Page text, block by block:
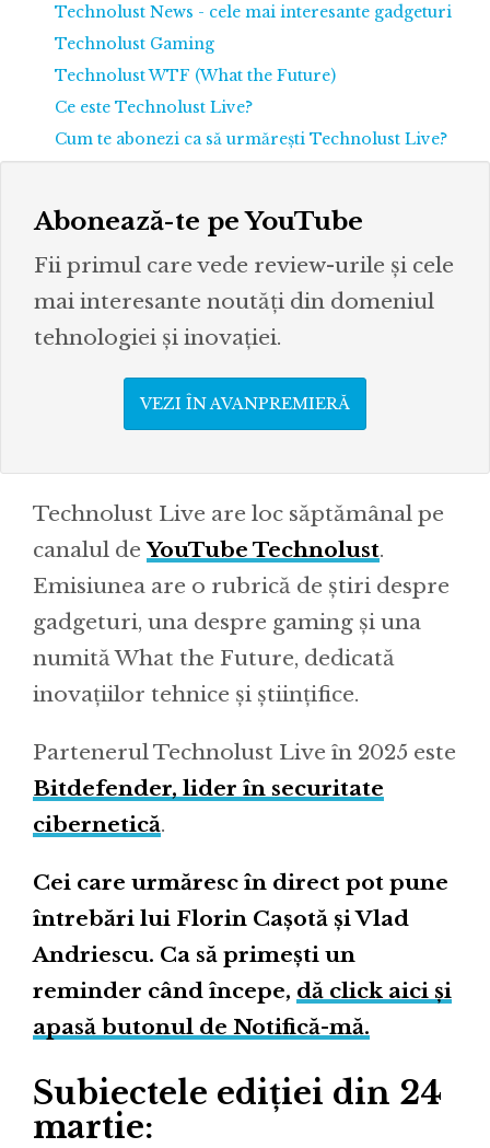
Technolust News - cele mai interesante gadgeturi
Technolust Gaming
Technolust WTF (What the Future)
Ce este Technolust Live?
Cum te abonezi ca să urmărești Technolust Live?
Abonează-te pe YouTube
Fii primul care vede review-urile și cele
mai interesante noutăți din domeniul
tehnologiei și inovației.
VEZI ÎN AVANPREMIERĂ
Technolust Live are loc săptămânal pe
canalul deYouTube Technolust.
Emisiunea are o rubrică de știri despre
gadgeturi, una despre gaming și una
numită What the Future, dedicată
inovațiilor tehnice și științifice.
Partenerul Technolust Live în 2025 este
Bitdefender, lider în securitate
cibernetică.
Cei care urmăresc în direct pot pune
întrebări lui Florin Cașotă și Vlad
Andriescu. Ca să primești un
reminder când începe, dă click aici și
apasă butonul de Notifică-mă.
Subiectele ediției din 24
martie: